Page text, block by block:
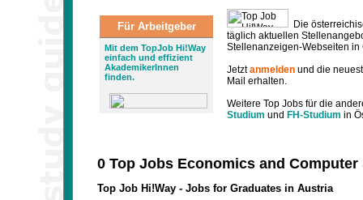
Für Arbeitgeber
Mit dem TopJob Hi!Way
einfach und effizient
AkademikerInnen
finden.
Die
täglich aktuellen
Stellenanzeigen-Webseiten in
Jetztanmelden und die
Mail erhalten.
Weitere Top Jobs für die
Studium und FH-Studium in
0 Top Jobs Economics and Computer
Top Job Hi!Way - Jobs for Graduates in Austria